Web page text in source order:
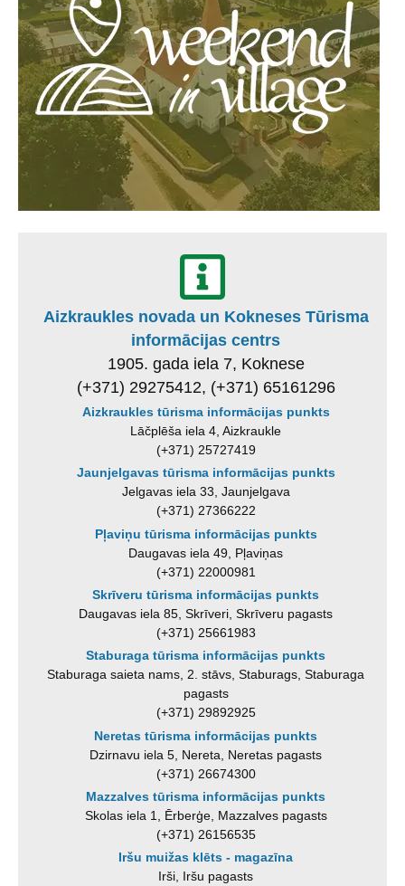
Aizkraukles novada un Kokneses Tūrisma
informācijas centrs
1905. gada iela 7, Koknese
(+371) 29275412, (+371) 65161296
Aizkraukles tūrisma informācijas punkts
Lāčplēša iela 4, Aizkraukle
(+371) 25727419
Jaunjelgavas tūrisma informācijas punkts
Jelgavas iela 33, Jaunjelgava
(+371) 27366222
Pļaviņu tūrisma informācijas punkts
Daugavas iela 49, Pļaviņas
(+371) 22000981
Skrīveru tūrisma informācijas punkts
Daugavas iela 85, Skrīveri, Skrīveru pagasts
(+371) 25661983
Staburaga tūrisma informācijas punkts
Staburaga saieta nams, 2. stāvs, Staburags, Staburaga
pagasts
(+371) 29892925
Neretas tūrisma informācijas punkts
Dzirnavu iela 5, Nereta, Neretas pagasts
(+371) 26674300
Mazzalves tūrisma informācijas punkts
Skolas iela 1, Ērberģe, Mazzalves pagasts
(+371) 26156535
Iršu muižas klēts - magazīna
Irši, Iršu pagasts